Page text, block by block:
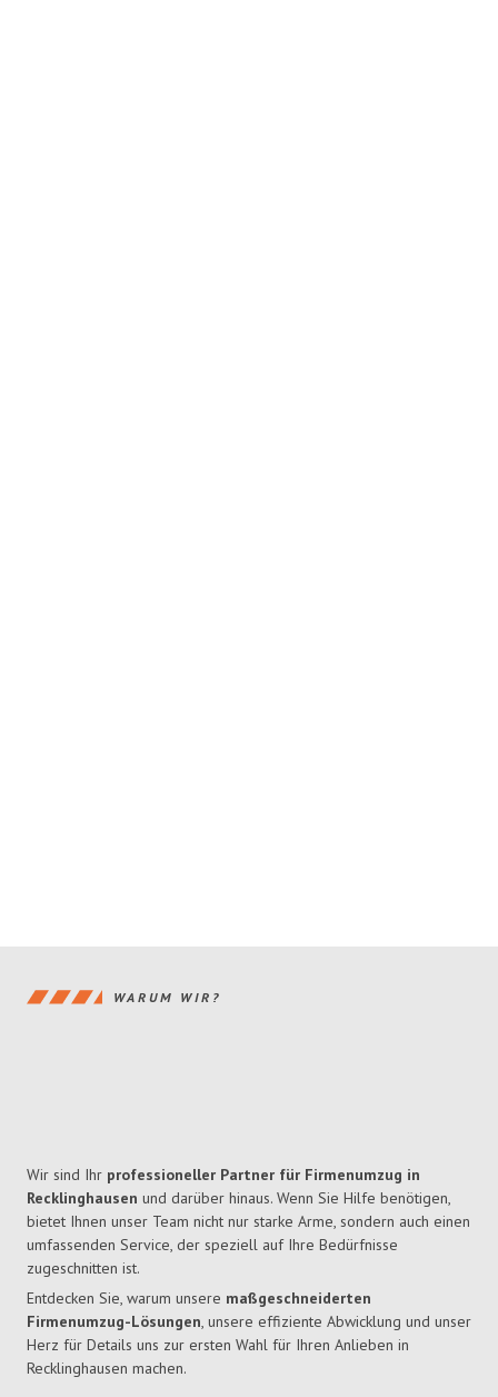
WARUM WIR?
Wir sind Ihr professioneller Partner für Firmenumzug in
Recklinghausen und darüber hinaus. Wenn Sie Hilfe benötigen,
bietet Ihnen unser Team nicht nur starke Arme, sondern auch einen
umfassenden Service, der speziell auf Ihre Bedürfnisse
zugeschnitten ist.
Entdecken Sie, warum unsere maßgeschneiderten
Firmenumzug-Lösungen, unsere effiziente Abwicklung und unser
Herz für Details uns zur ersten Wahl für Ihren Anlieben in
Recklinghausen machen.